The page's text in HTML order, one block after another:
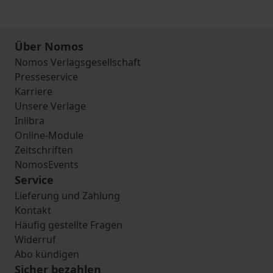
Über Nomos
Nomos Verlagsgesellschaft
Presseservice
Karriere
Unsere Verlage
Inlibra
Online-Module
Zeitschriften
NomosEvents
Service
Lieferung und Zahlung
Kontakt
Häufig gestellte Fragen
Widerruf
Abo kündigen
Sicher bezahlen